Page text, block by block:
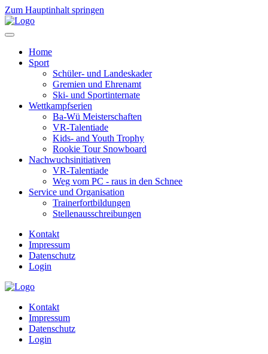
Zum Hauptinhalt springen
Home
Sport
Schüler- und Landeskader
Gremien und Ehrenamt
Ski- und Sportinternate
Wettkampfserien
Ba-Wü Meisterschaften
VR-Talentiade
Kids- and Youth Trophy
Rookie Tour Snowboard
Nachwuchsinitiativen
VR-Talentiade
Weg vom PC - raus in den Schnee
Service und Organisation
Trainerfortbildungen
Stellenausschreibungen
Kontakt
Impressum
Datenschutz
Login
Kontakt
Impressum
Datenschutz
Login